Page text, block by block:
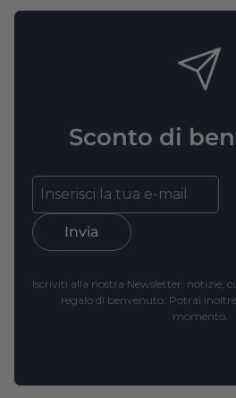
Sconto di
Invia
Iscriviti alla nostra Newsletter: notizie,
regalo di benvenuto. Potrai inoltre
momento.